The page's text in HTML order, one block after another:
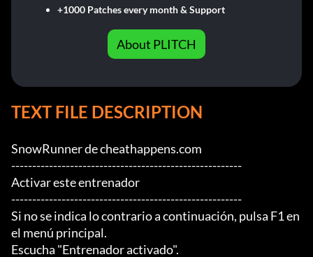
+1000 Patches every month & Support
About PLITCH
TEXT FILE DESCRIPTION
SnowRunner de cheathappens.com
-------------------------------------------------------
Activar este entrenador
-------------------------------------------------------
Si no se indica lo contrario a continuación, pulsa F1 en
el menú principal.
Escucha "Entrenador activado".